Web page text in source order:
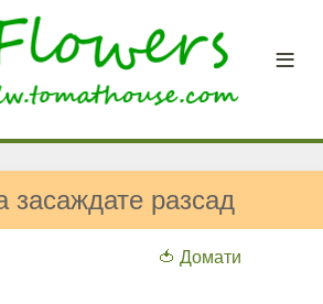
засаждате разсад
🍅 Домати